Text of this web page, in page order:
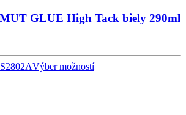
GLUE High Tack biely 290ml
Výber možností